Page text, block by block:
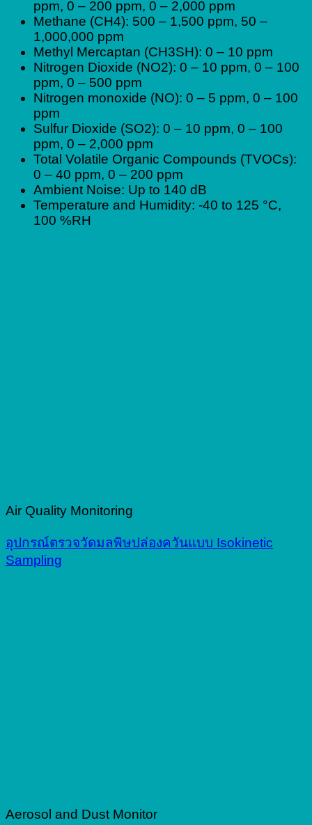
ppm, 0 – 200 ppm, 0 – 2,000 ppm
Methane (CH4): 500 – 1,500 ppm, 50 –
1,000,000 ppm
Methyl Mercaptan (CH3SH): 0 – 10 ppm
Nitrogen Dioxide (NO2): 0 – 10 ppm, 0 – 100
ppm, 0 – 500 ppm
Nitrogen monoxide (NO): 0 – 5 ppm, 0 – 100
ppm
Sulfur Dioxide (SO2): 0 – 10 ppm, 0 – 100
ppm, 0 – 2,000 ppm
Total Volatile Organic Compounds (TVOCs):
0 – 40 ppm, 0 – 200 ppm
Ambient Noise: Up to 140 dB
Temperature and Humidity: -40 to 125 °C,
100 %RH
Air Quality Monitoring
อุปกรณ์ตรวจวัดมลพิษปล่องควันแบบ Isokinetic
Sampling
Aerosol and Dust Monitor